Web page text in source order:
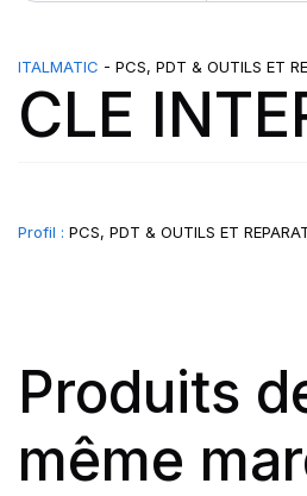
ITALMATIC - PCS, PDT & OUTILS ET
CLE
Profil : PCS, PDT & OUTILS ET
Produits
même